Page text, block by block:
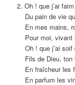
2. Oh ! que j’ai
Du pain de vie
En mes mains,
Pour moi, vivant
Oh ! que j’ai soif
Fils de Dieu, ton
En fraîcheur les
En parfum les